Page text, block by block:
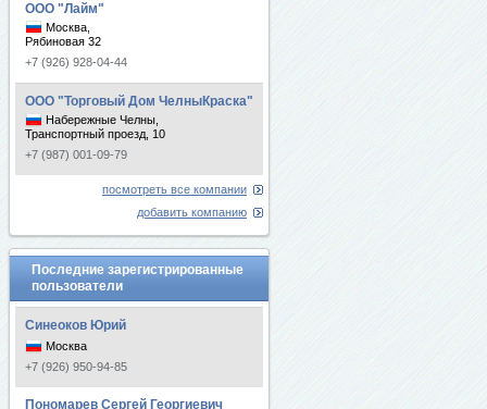
ООО "Лайм"
Москва,
Рябиновая 32
+7 (926) 928-04-44
ООО "Торговый Дом ЧелныКраска"
Набережные Челны,
Транспортный проезд, 10
+7 (987) 001-09-79
посмотреть все компании
добавить компанию
Последние зарегистрированные
пользователи
Синеоков Юрий
Москва
+7 (926) 950-94-85
Пономарев Сергей Георгиевич